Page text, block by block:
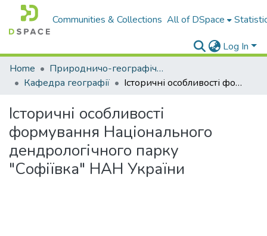
Communities & Collections All of DSpace
Log In
Home
Природничо-географічний факультет
Кафедра географії
Історичні особливості формування Національного дендрологічного парку "Софіївка" НАН України
Історичні особливості
формування Національного
дендрологічного парку
"Софіївка" НАН України